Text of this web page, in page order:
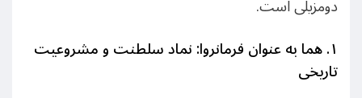
دومزیلی است.
۱.هما به عنوان فرمانروا: نماد سلطنت و مشروعیت
تاریخی